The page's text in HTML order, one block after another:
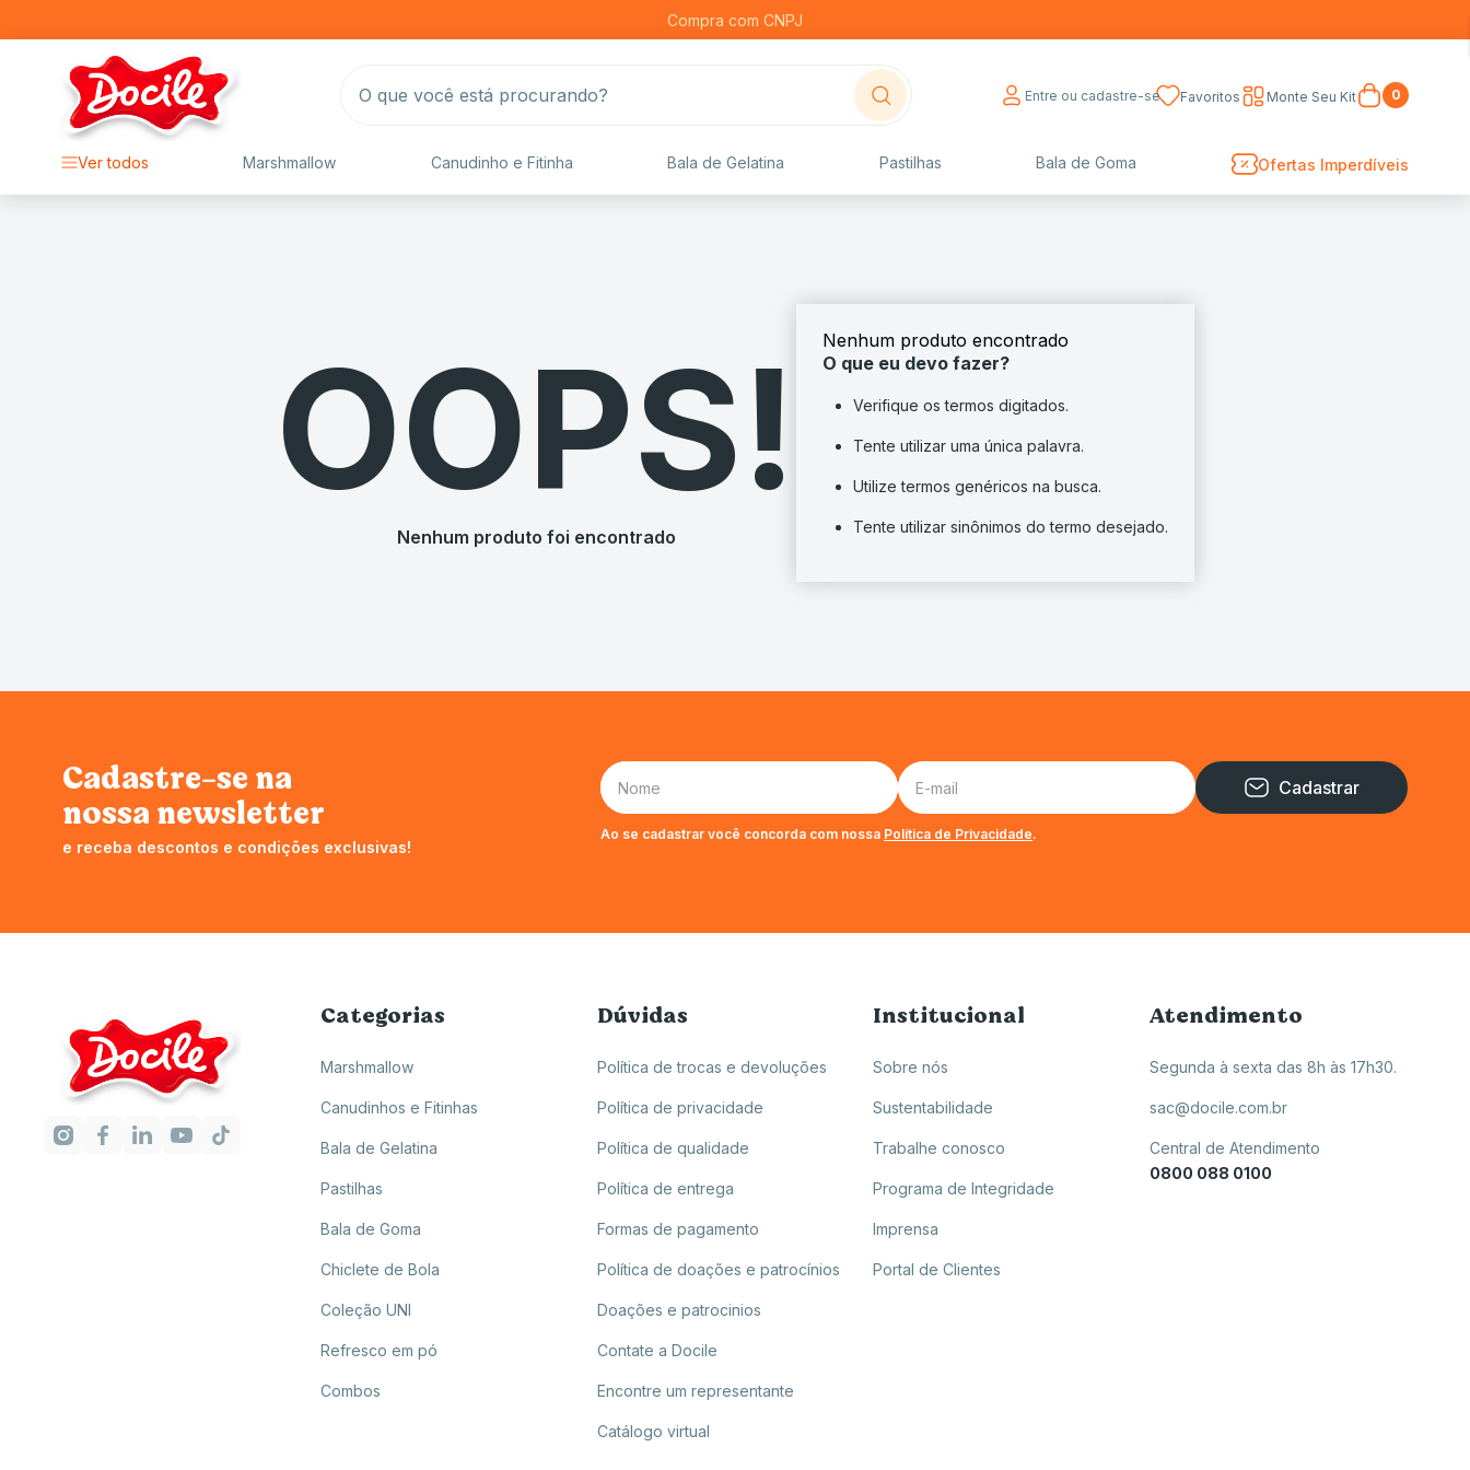
Compra com CNPJ
Entre ou cadastre-se Favoritos Monte Seu Kit 0
Ver todos Marshmallow Canudinho e Fitinha Bala de Gelatina Pastilhas Bala de Goma Ofertas Imperdíveis
OOPS!
Nenhum produto encontrado
O que eu devo fazer?
Verifique os termos digitados.
Tente utilizar uma única palavra.
Utilize termos genéricos na busca.
Tente utilizar sinônimos do termo desejado.
Cadastre-se na
nossa newsletter
e receba descontos e condições exclusivas!
Cadastrar
Ao se cadastrar você concorda com nossa Política de Privacidade.
Categorias
Marshmallow
Canudinhos e Fitinhas
Bala de Gelatina
Pastilhas
Bala de Goma
Chiclete de Bola
Coleção UNI
Refresco em pó
Combos
Dúvidas
Política de trocas e devoluções
Política de privacidade
Política de qualidade
Política de entrega
Formas de pagamento
Política de doações e patrocínios
Doações e patrocinios
Contate a Docile
Encontre um representante
Catálogo virtual
Institucional
Sobre nós
Sustentabilidade
Trabalhe conosco
Programa de Integridade
Imprensa
Portal de Clientes
Atendimento
Segunda à sexta das 8h às 17h30.
sac@docile.com.br
Central de Atendimento
0800 088 0100